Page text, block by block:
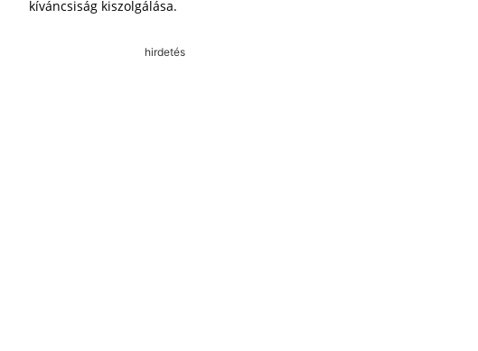
kíváncsiság kiszolgálása.
hirdetés